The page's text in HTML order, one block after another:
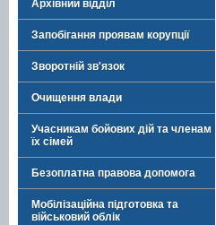
Архівний відділ
Запобігання проявам корупції
Зворотній зв'язок
Очищення влади
Учасникам бойових дій та членам
їх сімей
Безоплатна правова допомога
Мобілізаційна підготовка та
військовий облік